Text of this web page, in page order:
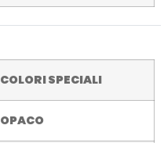
COLORI SPECIALI
OPACO